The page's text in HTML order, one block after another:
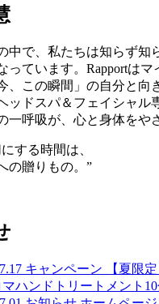
中で、私たちは知らず知
っています。Rapportはマ
、この瞬間」の自分と向
ッドスパ＆フェイシャル
呼吸が、心と身体をや
する時間は、
の贈りもの。”
キャンペーン
【夏限
ハンドトリートメント